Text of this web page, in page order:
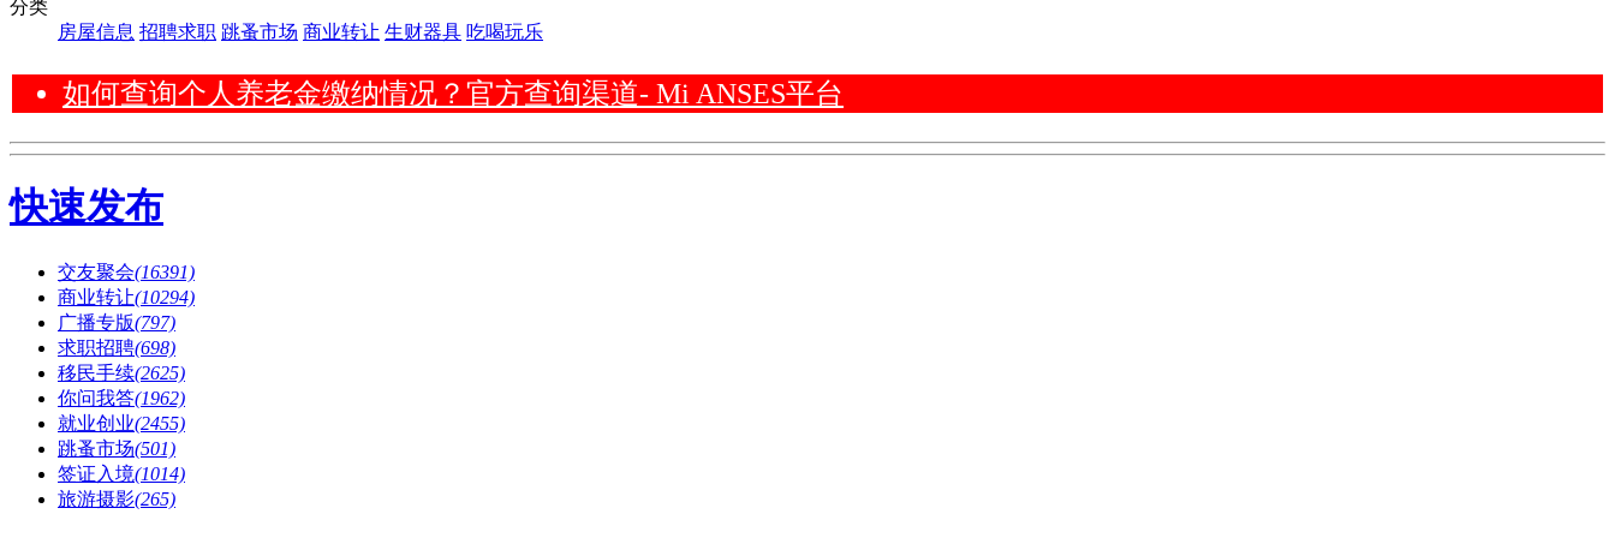
分类
房屋信息 招聘求职 跳蚤市场 商业转让 生财器具 吃喝玩乐
如何查询个人养老金缴纳情况？官方查询渠道- Mi ANSES平台
快速发布
交友聚会(16391)
商业转让(10294)
广播专版(797)
求职招聘(698)
移民手续(2625)
你问我答(1962)
就业创业(2455)
跳蚤市场(501)
签证入境(1014)
旅游摄影(265)